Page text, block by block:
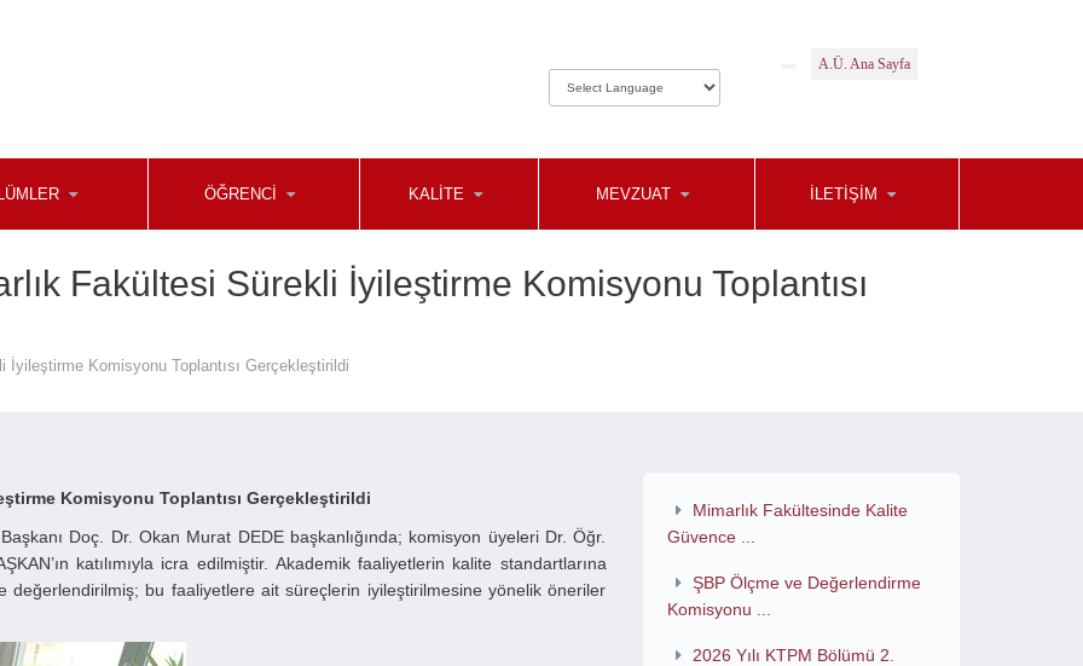
A.Ü. Ana Sayfa
ÖĞRENCİ KALİTE MEVZUAT İLETİŞİM
Fakültesi Sürekli İyileştirme Komisyonu Toplantısı
Komisyonu Toplantısı Gerçekleştirildi
Komisyonu Toplantısı Gerçekleştirildi
Doç. Dr. Okan Murat DEDE başkanlığında; komisyon üyeleri Dr. Öğr.
katılımıyla icra edilmiştir. Akademik faaliyetlerin kalite standartlarına
değerlendirilmiş; bu faaliyetlere ait süreçlerin iyileştirilmesine yönelik öneriler
Mimarlık Fakültesinde Kalite
Güvence ...
ŞBP Ölçme ve Değerlendirme
Komisyonu ...
2026 Yılı KTPM Bölümü 2.